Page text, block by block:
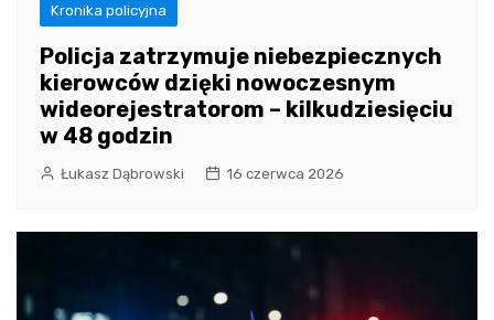
Kronika policyjna
Policja zatrzymuje niebezpiecznych
kierowców dzięki nowoczesnym
wideorejestratorom – kilkudziesięciu
w 48 godzin
Łukasz Dąbrowski 16 czerwca 2026